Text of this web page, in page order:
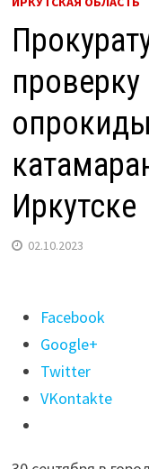
Иркутске
02.10.2023
Поделиться
"Прокуратура
начала
проверку
по
Facebook
Google+
Twitter
VKontakte